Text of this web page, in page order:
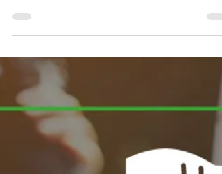
l'Assemblée ce vendredi 13 novembre, un
amendement au...